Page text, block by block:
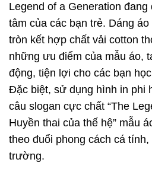
Legend of a Generation
tâm của các bạn trẻ. Dáng
tròn kết hợp chất vải cotton
những ưu điểm của mẫu áo,
động, tiện lợi cho các bạn
Đặc biệt, sử dụng hình in phi
câu slogan cực chất “The
Huyền thai của thế hệ” mẫu
theo đuổi phong cách cá
trường.